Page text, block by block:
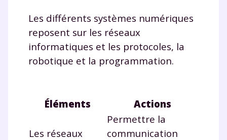
Les différents systèmes numériques
reposent sur les réseaux
informatiques et les protocoles, la
robotique et la programmation.
Éléments Actions
Les réseaux
Permettre la
communication